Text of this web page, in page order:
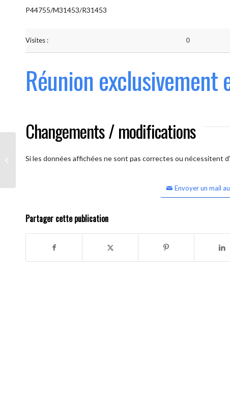
P44755/M31453/R31453
Visites : 0
Réunion exclusivement
Changements / modifications
Si les données affichées ne sont pas correctes ou nécessitent
Envoyer un mail
Partager cette publication
Les AAmis. (
caméra ouverte